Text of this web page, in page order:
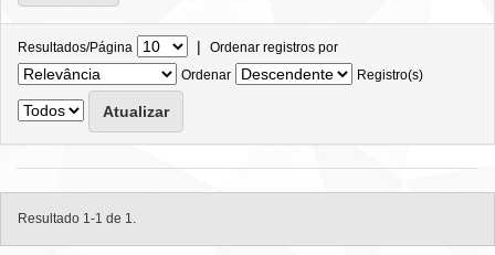
Resultados/Página | Ordenar registros por
Ordenar
Registro(s)
Resultado 1-1 de 1.